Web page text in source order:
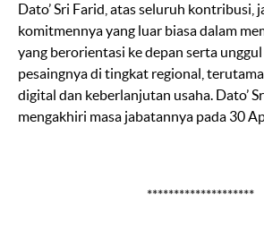
Dato’ Sri Farid, atas seluruh kontribusi,
komitmennya yang luar biasa dalam
yang berorientasi ke depan serta
pesaingnya di tingkat regional,
digital dan keberlanjutan usaha. Dato’
mengakhiri masa jabatannya pada 30
********************